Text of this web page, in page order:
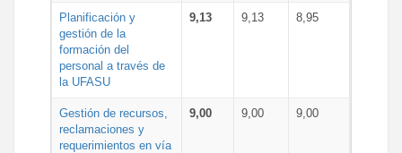
Planificación y
gestión de la
formación del
personal a través de
la UFASU
9,13 9,13 8,95
Gestión de recursos,
reclamaciones y
requerimientos en vía
9,00 9,00 9,00